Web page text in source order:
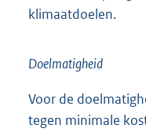
klimaatdoelen.
Doelmatigheid
Voor de
tegen minimale